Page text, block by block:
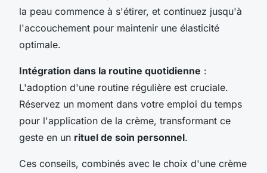
la peau commence à s'étirer, et continuez jusqu'à
l'accouchement pour maintenir une élasticité
optimale.
Intégration dans la routine quotidienne :
L'adoption d'une routine régulière est cruciale.
Réservez un moment dans votre emploi du temps
pour l'application de la crème, transformant ce
geste en un rituel de soin personnel.
Ces conseils, combinés avec le choix d'une crème